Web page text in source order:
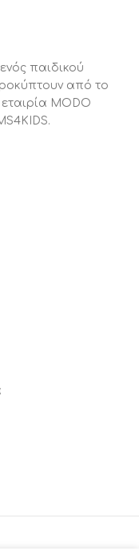
παιδικού
από το
MODO